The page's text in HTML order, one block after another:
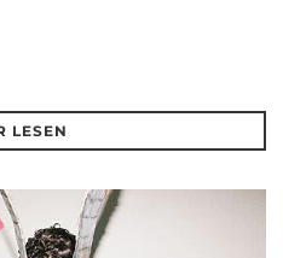
LESEN